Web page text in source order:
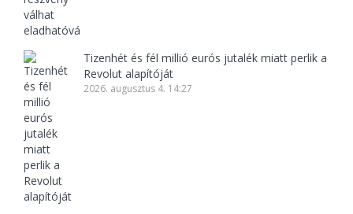
Tizenhét és fél millió eurós jutalék miatt perlik a
Revolut alapítóját
2026. augusztus 4. 14:27